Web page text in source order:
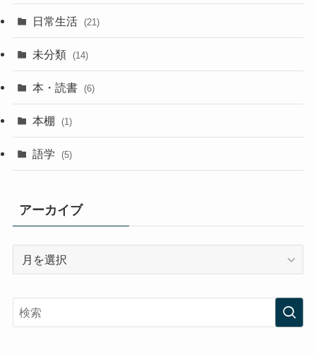
日常生活 (21)
未分類 (14)
本・読書 (6)
本棚 (1)
語学 (5)
アーカイブ
イ
ブ